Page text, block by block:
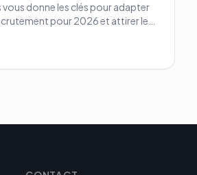
donne les clés pour adapter
pour 2026 et attirer les